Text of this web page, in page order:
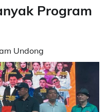
Program
Undong